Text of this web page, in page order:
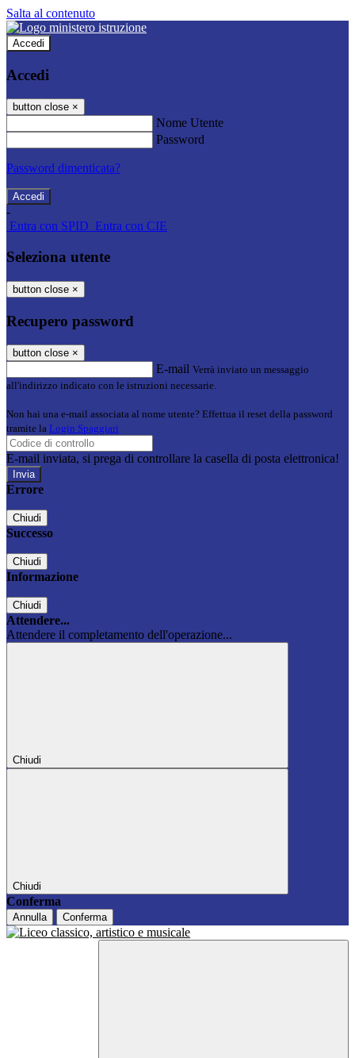
Salta al contenuto
Accedi
Accedi
button close ×
Nome Utente
Password
Password dimenticata?
-
Entra con SPID Entra con CIE
Seleziona utente
button close ×
Recupero password
button close ×
E-mail Verrà inviato un messaggio
all'indirizzo indicato con le istruzioni necessarie.
Non hai una e-mail associata al nome utente? Effettua il reset della password
tramite la Login Spaggiari
E-mail inviata, si prega di controllare la casella di posta elettronica!
Errore
Chiudi
Successo
Chiudi
Informazione
Chiudi
Attendere...
Attendere il completamento dell'operazione...
Chiudi
Chiudi
Conferma
Annulla Conferma